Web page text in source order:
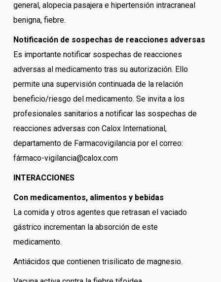
general, alopecia pasajera e hipertensión intracraneal
benigna, fiebre.
Notificación de sospechas de reacciones adversas
Es importante notificar sospechas de reacciones
adversas al medicamento tras su autorización. Ello
permite una supervisión continuada de la relación
beneficio/riesgo del medicamento. Se invita a los
profesionales sanitarios a notificar las sospechas de
reacciones adversas con Calox International,
departamento de Farmacovigilancia por el correo:
fármaco-vigilancia@calox.com
INTERACCIONES
Con medicamentos, alimentos y bebidas
La comida y otros agentes que retrasan el vaciado
gástrico incrementan la absorción de este
medicamento.
Antiácidos que contienen trisilicato de magnesio.